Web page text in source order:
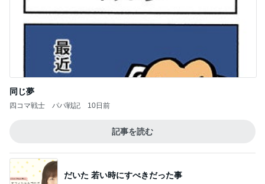
同じ夢
四コマ戦士 パパ戦記 10日前
記事を読む
だいた 若い時にすべきだった事